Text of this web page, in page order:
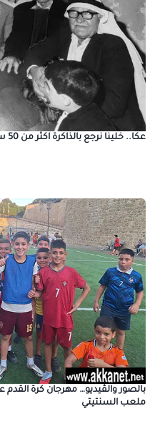
عكا.. خلينا نرجع بالذاكرة اكثر من 50 سنة (هل تعرفون من في الصورة؟)
بالصور والڤيديو… مهرجان كرة
ملعب السنتيتي